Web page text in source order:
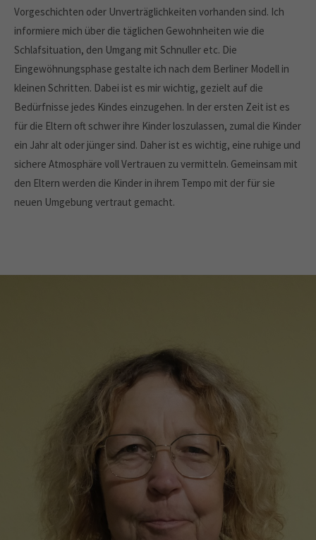
Vorgeschichten oder Unverträglichkeiten vorhanden sind. Ich
informiere mich über die täglichen Gewohnheiten wie die
Schlafsituation, den Umgang mit Schnuller etc. Die
Eingewöhnungsphase gestalte ich nach dem Berliner Modell in
kleinen Schritten. Dabei ist es mir wichtig, gezielt auf die
Bedürfnisse jedes Kindes einzugehen. In der ersten Zeit ist es
für die Eltern oft schwer ihre Kinder loszulassen, zumal die Kinder
ein Jahr alt oder jünger sind. Daher ist es wichtig, eine ruhige und
sichere Atmosphäre voll Vertrauen zu vermitteln. Gemeinsam mit
den Eltern werden die Kinder in ihrem Tempo mit der für sie
neuen Umgebung vertraut gemacht.